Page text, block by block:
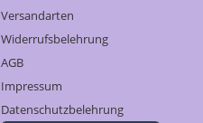
Versandarten
Widerrufsbelehrung
AGB
Impressum
Datenschutzbelehrung